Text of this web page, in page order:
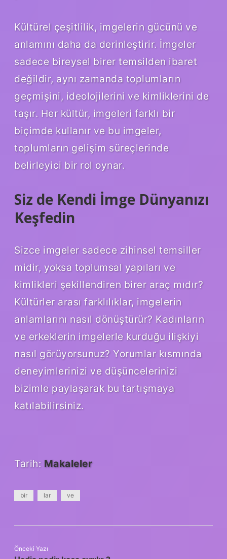
Kültürel çeşitlilik, imgelerin gücünü ve
anlamını daha da derinleştirir. İmgeler
sadece bireysel birer temsilden ibaret
değildir, aynı zamanda toplumların
geçmişini, ideolojilerini ve kimliklerini de
taşır. Her kültür, imgeleri farklı bir
biçimde kullanır ve bu imgeler,
toplumların gelişim süreçlerinde
belirleyici bir rol oynar.
Siz de Kendi İmge Dünyanızı
Keşfedin
Sizce imgeler sadece zihinsel temsiller
midir, yoksa toplumsal yapıları ve
kimlikleri şekillendiren birer araç mıdır?
Kültürler arası farklılıklar, imgelerin
anlamlarını nasıl dönüştürür? Kadınların
ve erkeklerin imgelerle kurduğu ilişkiyi
nasıl görüyorsunuz? Yorumlar kısmında
deneyimlerinizi ve düşüncelerinizi
bizimle paylaşarak bu tartışmaya
katılabilirsiniz.
Tarih: Makaleler
bir lar ve
Önceki Yazı